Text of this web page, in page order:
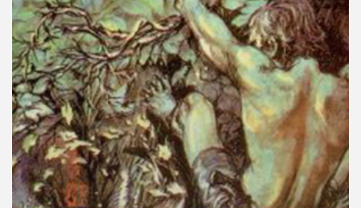
เพลง
บทความ
ข่าว
และ
กิจกรรม